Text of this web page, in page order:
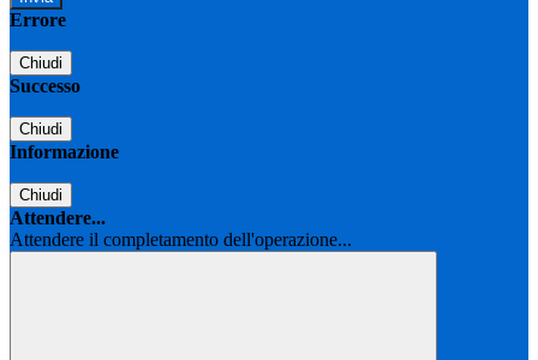
Errore
Chiudi
Successo
Chiudi
Informazione
Chiudi
Attendere...
Attendere il completamento dell'operazione...